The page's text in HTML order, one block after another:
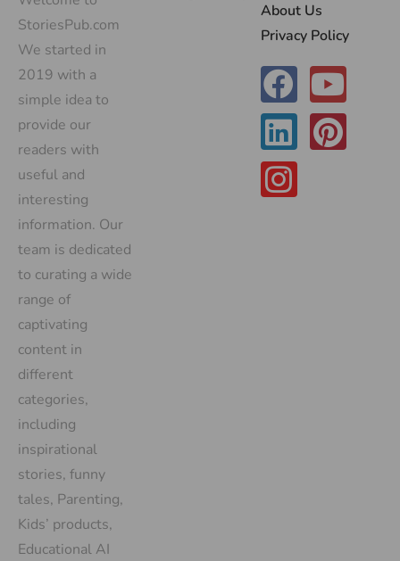
StoriesPub.com
We started in
2019 with a
simple idea to
provide our
readers with
useful and
interesting
information. Our
team is dedicated
to curating a wide
range of
captivating
content in
different
categories,
including
inspirational
stories, funny
tales, Parenting,
Kids’ products,
Educational AI
About Us
Privacy Policy